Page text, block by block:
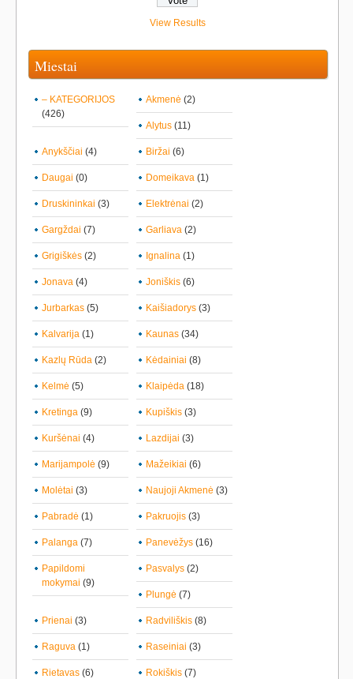
View Results
Miestai
– KATEGORIJOS
(426)
Akmenė (2)
Alytus (11)
Anykščiai (4) Biržai (6)
Daugai (0) Domeikava (1)
Druskininkai (3) Elektrėnai (2)
Gargždai (7) Garliava (2)
Grigiškės (2) Ignalina (1)
Jonava (4) Joniškis (6)
Jurbarkas (5) Kaišiadorys (3)
Kalvarija (1) Kaunas (34)
Kazlų Rūda (2) Kėdainiai (8)
Kelmė (5) Klaipėda (18)
Kretinga (9) Kupiškis (3)
Kuršėnai (4) Lazdijai (3)
Marijampolė (9) Mažeikiai (6)
Molėtai (3) Naujoji Akmenė (3)
Pabradė (1) Pakruojis (3)
Palanga (7) Panevėžys (16)
Papildomi
mokymai (9)
Pasvalys (2)
Plungė (7)
Prienai (3) Radviliškis (8)
Raguva (1) Raseiniai (3)
Rietavas (6) Rokiškis (7)